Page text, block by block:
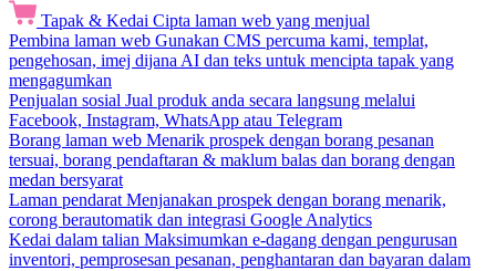
Tapak & Kedai Cipta laman web yang menjual
Pembina laman web Gunakan CMS percuma kami, templat,
pengehosan, imej dijana AI dan teks untuk mencipta tapak yang
mengagumkan
Penjualan sosial Jual produk anda secara langsung melalui
Facebook, Instagram, WhatsApp atau Telegram
Borang laman web Menarik prospek dengan borang pesanan
tersuai, borang pendaftaran & maklum balas dan borang dengan
medan bersyarat
Laman pendarat Menjanakan prospek dengan borang menarik,
corong berautomatik dan integrasi Google Analytics
Kedai dalam talian Maksimumkan e-dagang dengan pengurusan
inventori, pemprosesan pesanan, penghantaran dan bayaran dalam